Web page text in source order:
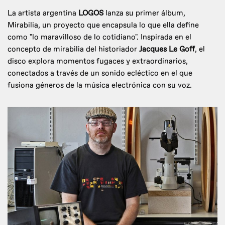
La artista argentina LOGOSlanza su primer álbum,
Mirabilia, un proyecto que encapsula lo que ella define
como "lo maravilloso de lo cotidiano". Inspirada en el
concepto de mirabilia del historiador Jacques Le Goff, el
disco explora momentos fugaces y extraordinarios,
conectados a través de un sonido ecléctico en el que
fusiona géneros de la música electrónica con su voz.